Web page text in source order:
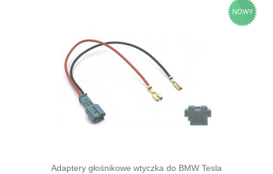
NOWY
Adaptery głośnikowe wtyczka do BMW Tesla